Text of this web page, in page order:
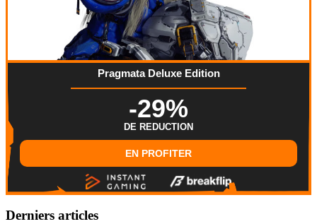
Pragmata Deluxe Edition
-29%
DE REDUCTION
EN PROFITER
Derniers articles